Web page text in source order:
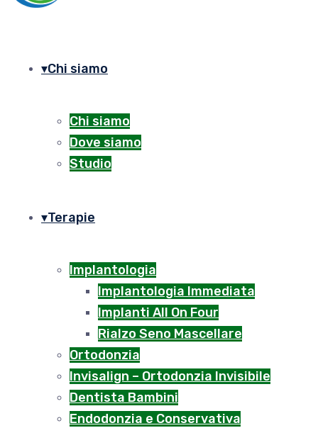
Chi siamo
Chi siamo
Dove siamo
Studio
Terapie
Implantologia
Implantologia Immediata
Implanti All On Four
Rialzo Seno Mascellare
Ortodonzia
Invisalign – Ortodonzia Invisibile
Dentista Bambini
Endodonzia e Conservativa